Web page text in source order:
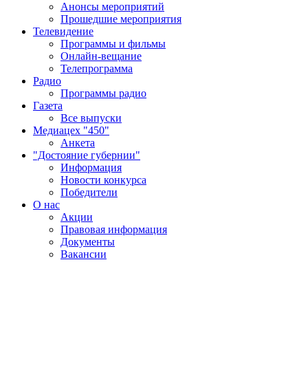
Анонсы мероприятий
Прошедшие мероприятия
Телевидение
Программы и фильмы
Онлайн-вещание
Телепрограмма
Радио
Программы радио
Газета
Все выпуски
Медиацех "450"
Анкета
"Достояние губернии"
Информация
Новости конкурса
Победители
О нас
Акции
Правовая информация
Документы
Вакансии